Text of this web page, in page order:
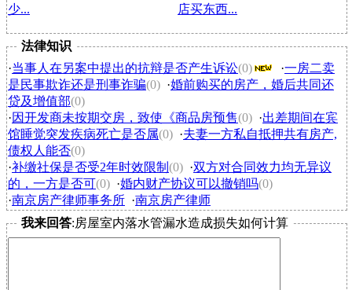
少...
店买东西...
法律知识
·当事人在另案中提出的抗辩是否产生诉讼(0) ·一房二卖
是民事欺诈还是刑事诈骗(0) ·婚前购买的房产，婚后共同还
贷及增值部(0)
·因开发商未按期交房，致使《商品房预售(0) ·出差期间在宾
馆睡觉突发疾病死亡是否属(0) ·夫妻一方私自抵押共有房产,
债权人能否(0)
·补缴社保是否受2年时效限制 (0) ·双方对合同效力均无异议
的，一方是否可(0) ·婚内财产协议可以撤销吗(0)
·南京房产律师事务所 ·南京房产律师
我来回答:房屋室内落水管漏水造成损失如何计算